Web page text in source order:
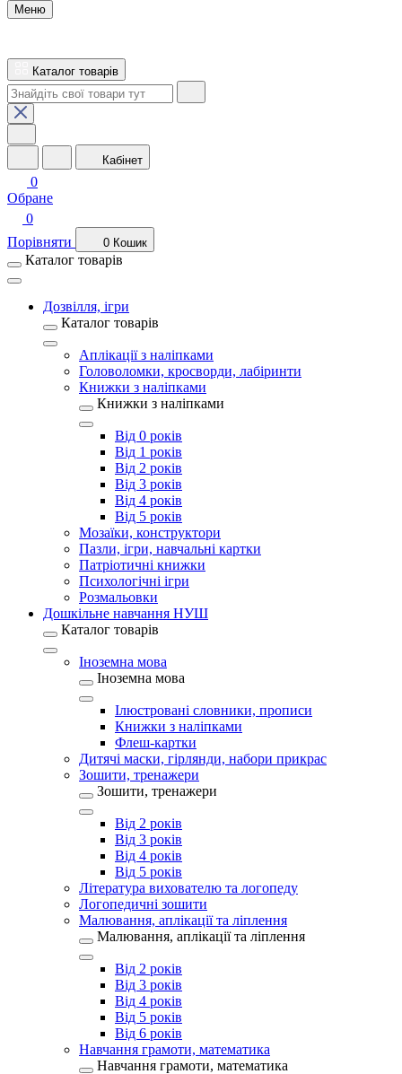
Меню
Каталог товарів
Кабінет
0
Обране
0
Порівняти
0 Кошик
Каталог товарів
Дозвілля, ігри
Каталог товарів
Аплікації з наліпками
Головоломки, кросворди, лабіринти
Книжки з наліпками
Книжки з наліпками
Від 0 років
Від 1 років
Від 2 років
Від 3 років
Від 4 років
Від 5 років
Мозаїки, конструктори
Пазли, ігри, навчальні картки
Патріотичні книжки
Психологічні ігри
Розмальовки
Дошкільне навчання НУШ
Каталог товарів
Іноземна мова
Іноземна мова
Ілюстровані словники, прописи
Книжки з наліпками
Флеш-картки
Дитячі маски, гірлянди, набори прикрас
Зошити, тренажери
Зошити, тренажери
Від 2 років
Від 3 років
Від 4 років
Від 5 років
Література вихователю та логопеду
Логопедичні зошити
Малювання, аплікації та ліплення
Малювання, аплікації та ліплення
Від 2 років
Від 3 років
Від 4 років
Від 5 років
Від 6 років
Навчання грамоти, математика
Навчання грамоти, математика